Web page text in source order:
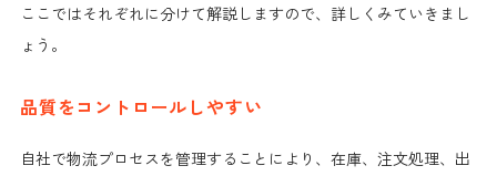
ここではそれぞれに分けて解説しますので、詳しくみていきまし
ょう。
品質をコントロールしやすい
自社で物流プロセスを管理することにより、在庫、注文処理、出